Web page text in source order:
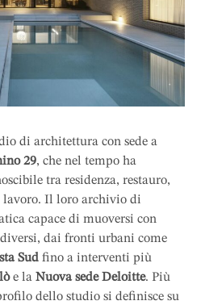
di architettura con sede a
29, che nel tempo ha
tra residenza, restauro,
lavoro. Il loro archivio di
capace di muoversi con
dai fronti urbani come
Sud fino a interventi più
e la Nuova sede Deloitte. Più
dello studio si definisce su